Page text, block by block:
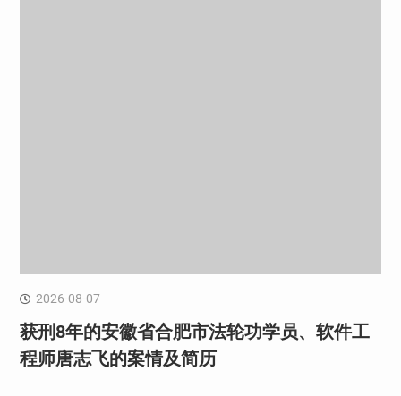
2026-08-07
获刑8年的安徽省合肥市法轮功学员、软件工
程师唐志飞的案情及简历